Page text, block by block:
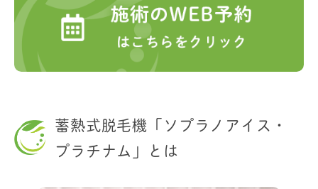
蓄熱式脱毛機「ソプラノアイス・
プラチナム」とは